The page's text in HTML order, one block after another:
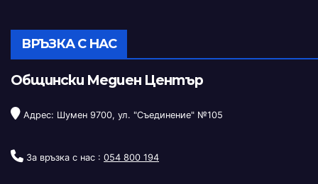
ВРЪЗКА С НАС
Общински Медиен Център
Адрес: Шумен 9700, ул. "Съединение" №105
За връзка с нас : 054 800 194